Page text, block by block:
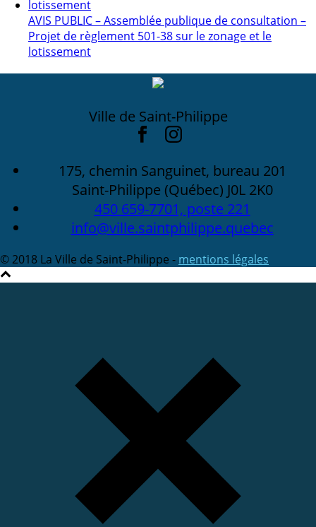
AVIS PUBLIC – Assemblée publique de consultation –
Projet de règlement 501-38 sur le zonage et le
lotissement
Ville de Saint-Philippe
175, chemin Sanguinet, bureau 201
Saint-Philippe (Québec) J0L 2K0
450 659-7701, poste 221
info@ville.saintphilippe.quebec
© 2018 La Ville de Saint-Philippe - mentions légales